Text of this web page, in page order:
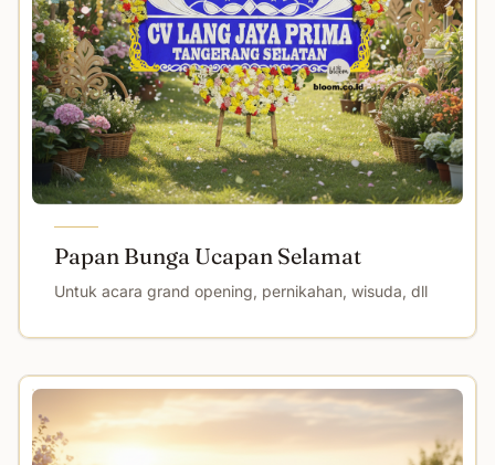
Papan Bunga Ucapan Selamat
Untuk acara grand opening, pernikahan, wisuda, dll